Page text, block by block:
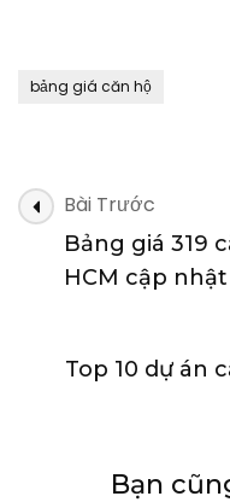
bảng giá căn hộ
Điều
hướng
Bài Trước
Bảng giá 319
HCM cập
Top 10 dự án
Bạn